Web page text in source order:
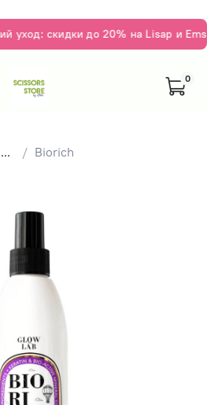
скидки до 20% на Lisap и
0
... Biorich